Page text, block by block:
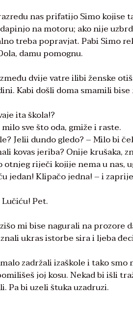
nas prifatijo Simo kojise
na motoru; ako nije
treba popravjat. Pabi Simo
damu pomognu.
dvije vatre ilibi ženske
Kabi došli doma smamili
ita škola!?
sve što oda, gmiže i raste.
Jelii dundo gledo? – Milo bi
kovas jeriba? Onije krušaka,
otnjeg riječi kojije nema u nas,
jedan! Klipačo jedna! – i
Pet.
mi bise nagurali na prozore
ukras istorbe sira i ljeba
zadržali izaškole i tako
joj kosu. Nekad bi išli
Pa bi uzeli štuka uzadruzi.